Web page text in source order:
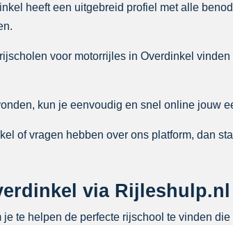
heeft een uitgebreid profiel met alle
voor motorrijles in Overdinkel
kun je eenvoudig en snel online jouw
of vragen hebben over ons platform, dan
via Rijleshulp.nl
te helpen de perfecte rijschool te vinden